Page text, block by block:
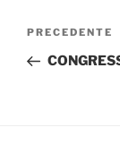
Navigazione
Articolo
precedente:
PRECEDENTE